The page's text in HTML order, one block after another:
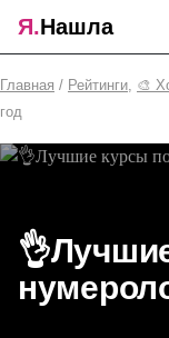
Я.Нашла
Главная / Рейтинги, 🎨
год